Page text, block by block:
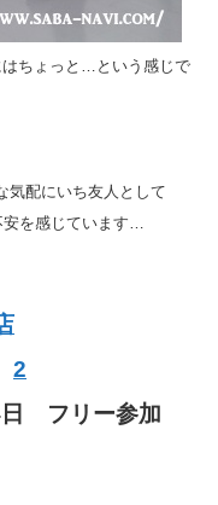
はちょっと…という感じで
気配にいち友人として
を感じています…
2
日 フリー参加